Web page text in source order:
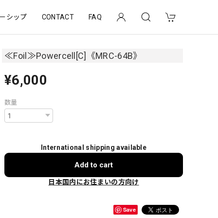
シップ CONTACT FAQ
≪Foil≫Powercell[C]《MRC-64B》
¥6,000
数量
International shipping available
Add to cart
日本国内にお住まいの方向け
Save